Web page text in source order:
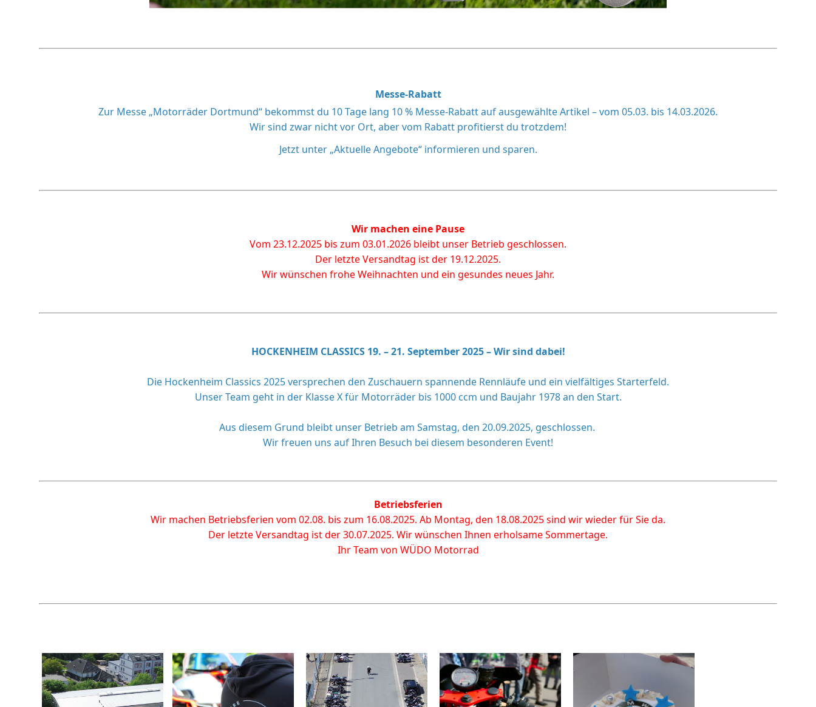
Messe-Rabatt
Zur Messe „Motorräder Dortmund“ bekommst du 10 Tage lang 10 % Messe-Rabatt auf ausgewählte Artikel – vom 05.03. bis 14.03.2026.
Wir sind zwar nicht vor Ort, aber vom Rabatt profitierst du trotzdem!
Jetzt unter „Aktuelle Angebote“ informieren und sparen.
Wir machen eine Pause
Vom 23.12.2025 bis zum 03.01.2026 bleibt unser Betrieb geschlossen.
Der letzte Versandtag ist der 19.12.2025.
Wir wünschen frohe Weihnachten und ein gesundes neues Jahr.
HOCKENHEIM CLASSICS 19. – 21. September 2025 – Wir sind dabei!
Die Hockenheim Classics 2025 versprechen den Zuschauern spannende Rennläufe und ein vielfältiges Starterfeld.
Unser Team geht in der Klasse X für Motorräder bis 1000 ccm und Baujahr 1978 an den Start.
Aus diesem Grund bleibt unser Betrieb am Samstag, den 20.09.2025, geschlossen.
Wir freuen uns auf Ihren Besuch bei diesem besonderen Event!
Betriebsferien
Wir machen Betriebsferien vom 02.08. bis zum 16.08.2025. Ab Montag, den 18.08.2025 sind wir wieder für Sie da.
Der letzte Versandtag ist der 30.07.2025. Wir wünschen Ihnen erholsame Sommertage.
Ihr Team von WÜDO Motorrad